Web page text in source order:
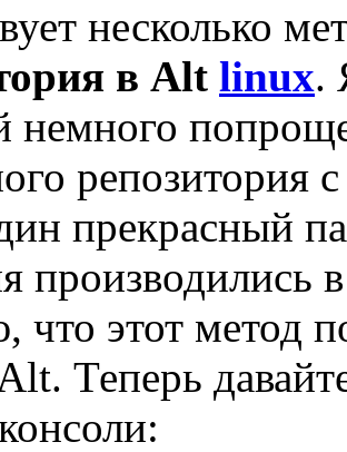
несколько
в Alt linux.
немного
прекрасный
что этот метод
Теперь